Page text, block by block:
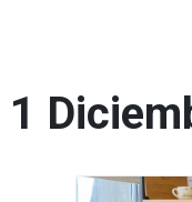
1
María